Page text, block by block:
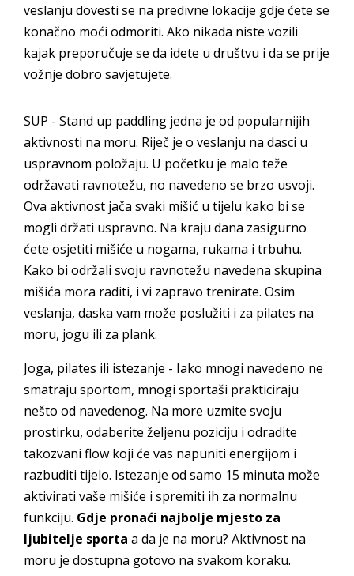
veslanju dovesti se na predivne lokacije gdje ćete se
konačno moći odmoriti. Ako nikada niste vozili
kajak preporučuje se da idete u društvu i da se prije
vožnje dobro savjetujete.
SUP - Stand up paddling jedna je od popularnijih
aktivnosti na moru. Riječ je o veslanju na dasci u
uspravnom položaju. U početku je malo teže
održavati ravnotežu, no navedeno se brzo usvoji.
Ova aktivnost jača svaki mišić u tijelu kako bi se
mogli držati uspravno. Na kraju dana zasigurno
ćete osjetiti mišiće u nogama, rukama i trbuhu.
Kako bi održali svoju ravnotežu navedena skupina
mišića mora raditi, i vi zapravo trenirate. Osim
veslanja, daska vam može poslužiti i za pilates na
moru, jogu ili za plank.
Joga, pilates ili istezanje - Iako mnogi navedeno ne
smatraju sportom, mnogi sportaši prakticiraju
nešto od navedenog. Na more uzmite svoju
prostirku, odaberite željenu poziciju i odradite
takozvani flow koji će vas napuniti energijom i
razbuditi tijelo. Istezanje od samo 15 minuta može
aktivirati vaše mišiće i spremiti ih za normalnu
funkciju. Gdje pronaći najbolje mjesto za
ljubitelje sporta a da je na moru? Aktivnost na
moru je dostupna gotovo na svakom koraku.